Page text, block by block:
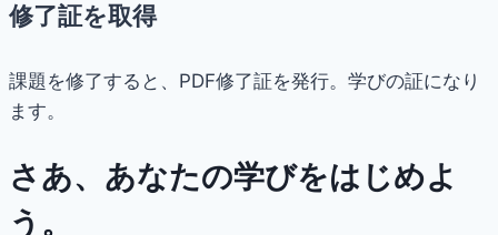
修了証を取得
課題を修了すると、PDF修了証を発行。学びの証になり
ます。
さあ、あなたの学びをはじめよ
う。